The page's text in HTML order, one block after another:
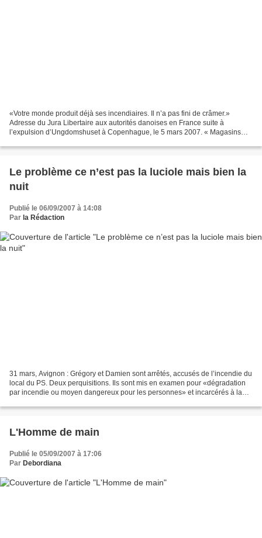
«Votre monde produit déjà ses incendiaires. Il n’a pas fini de crâmer.»
Adresse du Jura Libertaire aux autorités danoises en France suite à
l’expulsion d’Ungdomshuset à Copenhague, le 5 mars 2007. « Magasins
Le problème ce n’est pas la luciole mais bien la
nuit
Publié le 06/09/2007 à 14:08
Par la Rédaction
31 mars, Avignon : Grégory et Damien sont arrêtés, accusés de l’incendie du
local du PS. Deux perquisitions. Ils sont mis en examen pour «dégradation
par incendie ou moyen dangereux pour les personnes» et incarcérés à la
L'Homme de main
Publié le 05/09/2007 à 17:06
Par Debordiana